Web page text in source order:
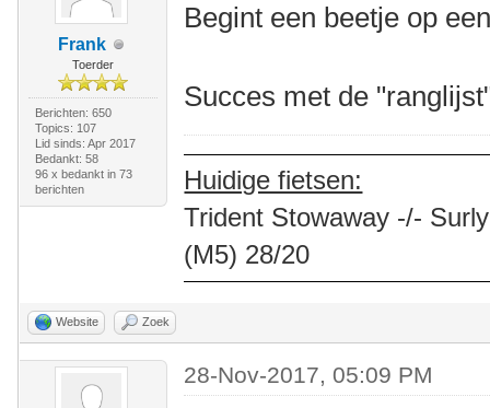
Frank
Toerder
Berichten: 650
Topics: 107
Lid sinds: Apr 2017
Bedankt: 58
96 x bedankt in 73
berichten
Begint een beetje op
Succes met de
Huidige fietsen:
Trident Stowaway -/-
(M5) 28/20
Website Zoek
28-Nov-2017, 05:09 PM